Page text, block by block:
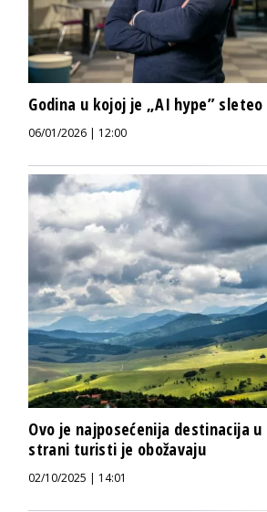
Godina u kojoj je „AI hype”
06/01/2026 | 12:00
Ovo je najposećenija destinacija u
strani turisti je obožavaju
02/10/2025 | 14:01